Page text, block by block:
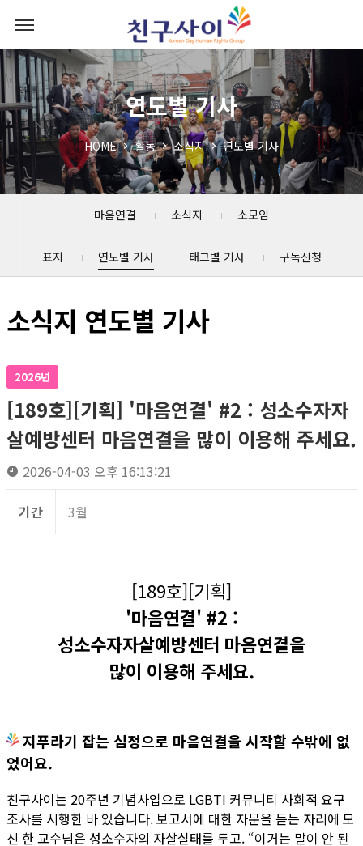
연도별 기사
HOME 활동 소식지 연도별 기사
마음연결 소식지 소모임
표지 연도별 기사 태그별 기사 구독신청
소식지 연도별 기사
2026년
[189호][기획] '마음연결' #2 : 성소수자자
살예방센터 마음연결을 많이 이용해 주세요.
2026-04-03 오후 16:13:21
기간 3월
[189호][기획]
'마음연결' #2 :
성소수자자살예방센터 마음연결을
많이 이용해 주세요.
지푸라기 잡는 심정으로 마음연결을 시작할 수밖에 없
었어요.
친구사이는 20주년 기념사업으로 LGBTI 커뮤니티 사회적 요구
조사를 시행한 바 있습니다. 보고서에 대한 자문을 듣는 자리에 모
신 한 교수님은 성소수자의 자살실태를 두고. “이거는 말이 안 된